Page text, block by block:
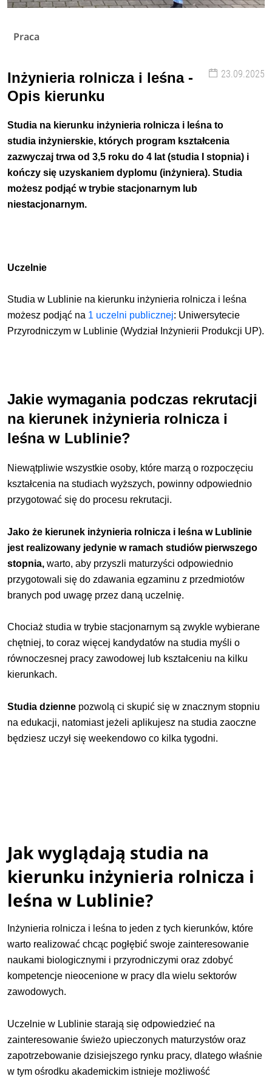
Praca
23.09.2025
Inżynieria rolnicza i leśna -
Opis kierunku
Studia na kierunku inżynieria rolnicza i leśna to
studia inżynierskie, których program kształcenia
zazwyczaj trwa od 3,5 roku do 4 lat (studia I stopnia) i
kończy się uzyskaniem dyplomu (inżyniera).Studia
możesz podjąć w trybiestacjonarnym lub
niestacjonarnym.
Uczelnie
Studia w Lublinie na kierunku inżynieria rolnicza i leśna
możesz podjąć na 1 uczelni publicznej: Uniwersytecie
Przyrodniczym w Lublinie (Wydział Inżynierii Produkcji UP).
Jakie wymagania podczas rekrutacji
na kierunek inżynieria rolnicza i
leśna w Lublinie?
Niewątpliwie wszystkie osoby, które marzą o rozpoczęciu
kształcenia na studiach wyższych, powinny odpowiednio
przygotować się do procesu rekrutacji.
Jako że kierunek inżynieria rolnicza i leśna w Lublinie
jest realizowany jedynie w ramach studiów pierwszego
stopnia, warto, aby przyszli maturzyści odpowiednio
przygotowali się do zdawania egzaminu z przedmiotów
branych pod uwagę przez daną uczelnię.
Chociaż studia w trybie stacjonarnym są zwykle wybierane
chętniej, to coraz więcej kandydatów na studia myśli o
równoczesnej pracy zawodowej lub kształceniu na kilku
kierunkach.
Studia dzienne pozwolą ci skupić się w znacznym stopniu
na edukacji, natomiast jeżeli aplikujesz na studia zaoczne
będziesz uczył się weekendowo co kilka tygodni.
Jak wyglądają studia na
kierunku inżynieria rolnicza i
leśna w Lublinie?
Inżynieria rolnicza i leśna to jeden z tych kierunków, które
warto realizować chcąc pogłębić swoje zainteresowanie
naukami biologicznymi i przyrodniczymi oraz zdobyć
kompetencje nieocenione w pracy dla wielu sektorów
zawodowych.
Uczelnie w Lublinie starają się odpowiedzieć na
zainteresowanie świeżo upieczonych maturzystów oraz
zapotrzebowanie dzisiejszego rynku pracy, dlatego właśnie
w tym ośrodku akademickim istnieje możliwość